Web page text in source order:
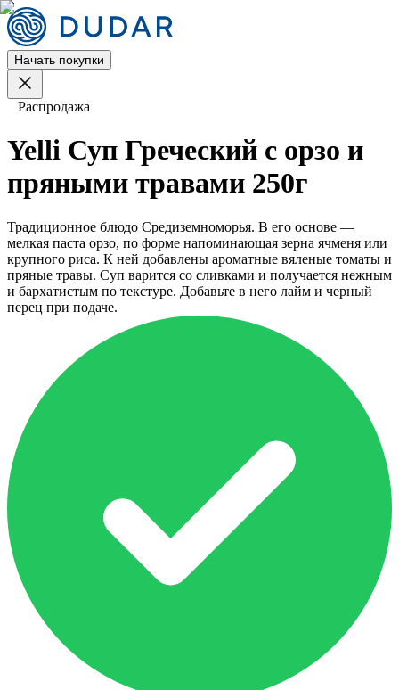
Начать покупки
Распродажа
Yelli Суп Греческий с орзо и
пряными травами 250г
Традиционное блюдо Средиземноморья. В его основе —
мелкая паста орзо, по форме напоминающая зерна ячменя или
крупного риса. К ней добавлены ароматные вяленые томаты и
пряные травы. Суп варится со сливками и получается нежным
и бархатистым по текстуре. Добавьте в него лайм и черный
перец при подаче.